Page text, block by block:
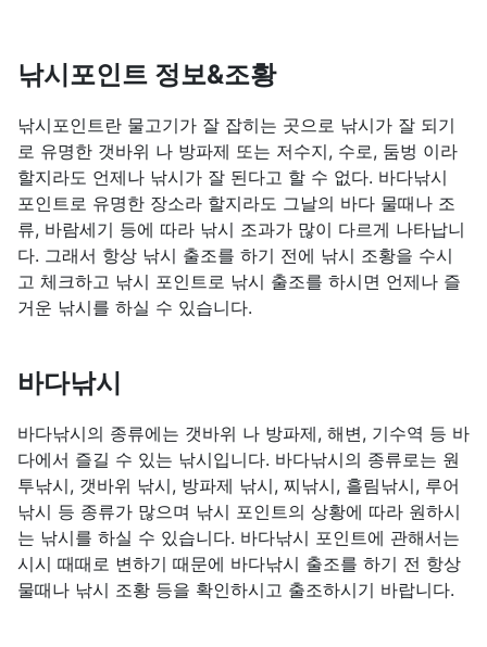
낚시포인트 정보&조황
낚시포인트란 물고기가 잘 잡히는 곳으로 낚시가 잘 되기
로 유명한 갯바위 나 방파제 또는 저수지, 수로, 둠벙 이라
할지라도 언제나 낚시가 잘 된다고 할 수 없다. 바다낚시
포인트로 유명한 장소라 할지라도 그날의 바다 물때나 조
류, 바람세기 등에 따라 낚시 조과가 많이 다르게 나타납니
다. 그래서 항상 낚시 출조를 하기 전에 낚시 조황을 수시
고 체크하고 낚시 포인트로 낚시 출조를 하시면 언제나 즐
거운 낚시를 하실 수 있습니다.
바다낚시
바다낚시의 종류에는 갯바위 나 방파제, 해변, 기수역 등 바
다에서 즐길 수 있는 낚시입니다. 바다낚시의 종류로는 원
투낚시, 갯바위 낚시, 방파제 낚시, 찌낚시, 흘림낚시, 루어
낚시 등 종류가 많으며 낚시 포인트의 상황에 따라 원하시
는 낚시를 하실 수 있습니다. 바다낚시 포인트에 관해서는
시시 때때로 변하기 때문에 바다낚시 출조를 하기 전 항상
물때나 낚시 조황 등을 확인하시고 출조하시기 바랍니다.